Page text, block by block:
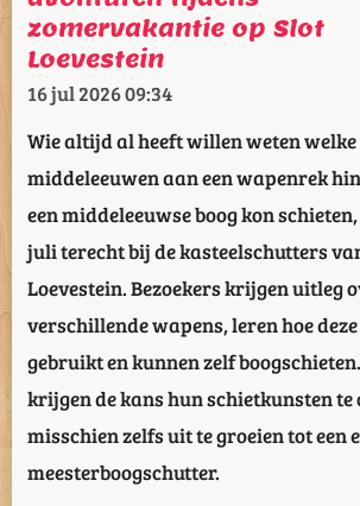
zomervakantie op Slot
Loevestein
16 jul 202609:34
Wie altijd al heeft willen weten
middeleeuwen aan een wapenrek
een middeleeuwse boog kon
juli terecht bij de kasteelschutters
Loevestein. Bezoekers krijgen uitleg
verschillende wapens, leren hoe
gebruikt en kunnen zelf
krijgen de kans hun schietkunsten te
misschien zelfs uit te groeien tot een
meesterboogschutter.